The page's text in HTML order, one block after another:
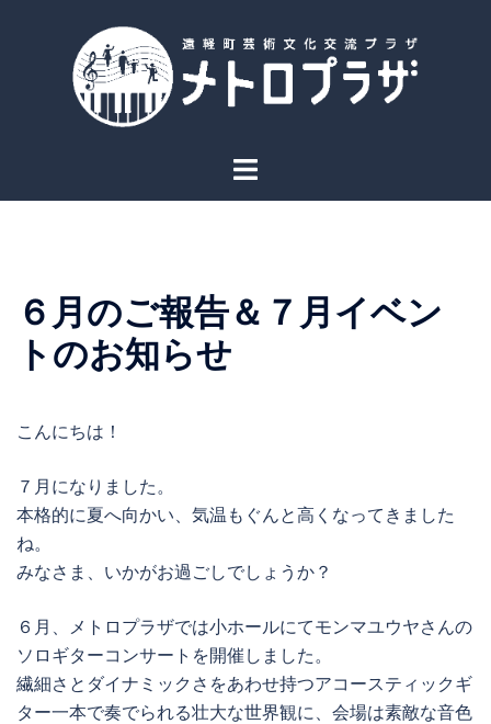
ト
ュ
ー
６月のご報告＆７月イベン
トのお知らせ
こんにちは！
７月になりました。
本格的に夏へ向かい、気温もぐんと高くなってきました
ね。
みなさま、いかがお過ごしでしょうか？
６月、メトロプラザでは小ホールにてモンマユウヤさんの
ソロギターコンサートを開催しました。
繊細さとダイナミックさをあわせ持つアコースティックギ
ター一本で奏でられる壮大な世界観に、会場は素敵な音色